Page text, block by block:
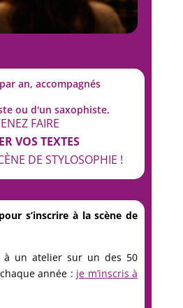
an, accompagnés
ou d'un saxophiste,
FAIRE
VOSTEXTES
DE STYLOSOPHIE !
s’inscrire à la scène de
à un atelier sur un des 50
année : je m’inscris à